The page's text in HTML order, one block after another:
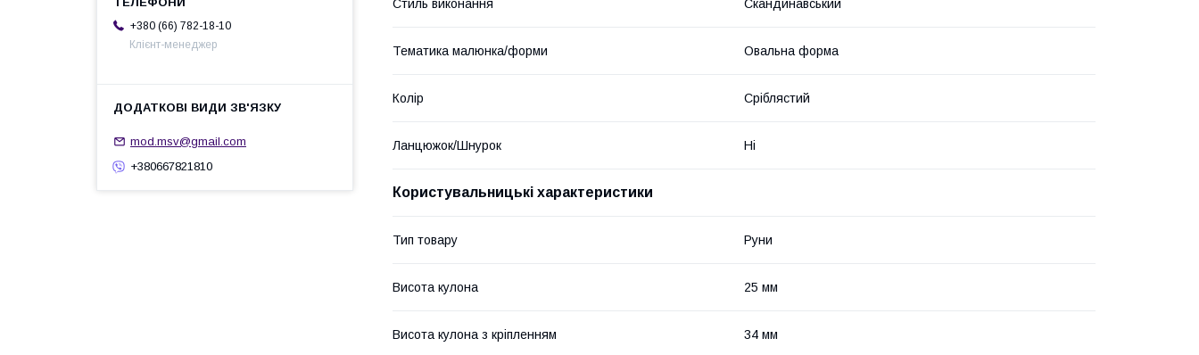
Стиль виконання Скандинавський
Тематика малюнка/форми Овальна форма
Колір Сріблястий
Ланцюжок/Шнурок Ні
Користувальницькі характеристики
Тип товару Руни
Висота кулона 25 мм
Висота кулона з кріпленням 34 мм
+380 (66) 782-18-10
Клієнт-менеджер
mod.msv@gmail.com
+380667821810